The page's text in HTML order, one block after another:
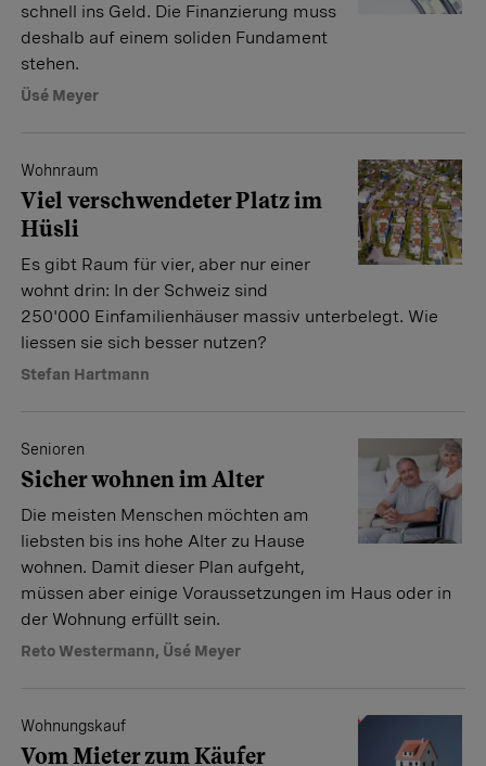
schnell ins Geld. Die Finanzierung muss
deshalb auf einem soliden Fundament
stehen.
Üsé Meyer
Wohnraum
Viel verschwendeter Platz im
Hüsli
Es gibt Raum für vier, aber nur einer
wohnt drin: In der Schweiz sind
250'000 Einfamilienhäuser massiv unterbelegt. Wie
liessen sie sich besser nutzen?
Stefan Hartmann
Senioren
Sicher wohnen im Alter
Die meisten Menschen möchten am
liebsten bis ins hohe Alter zu Hause
wohnen. Damit dieser Plan aufgeht,
müssen aber einige ­Voraussetzungen im Haus oder in
der Wohnung erfüllt sein.
Reto Westermann, Üsé Meyer
Wohnungskauf
Vom Mieter zum Käufer